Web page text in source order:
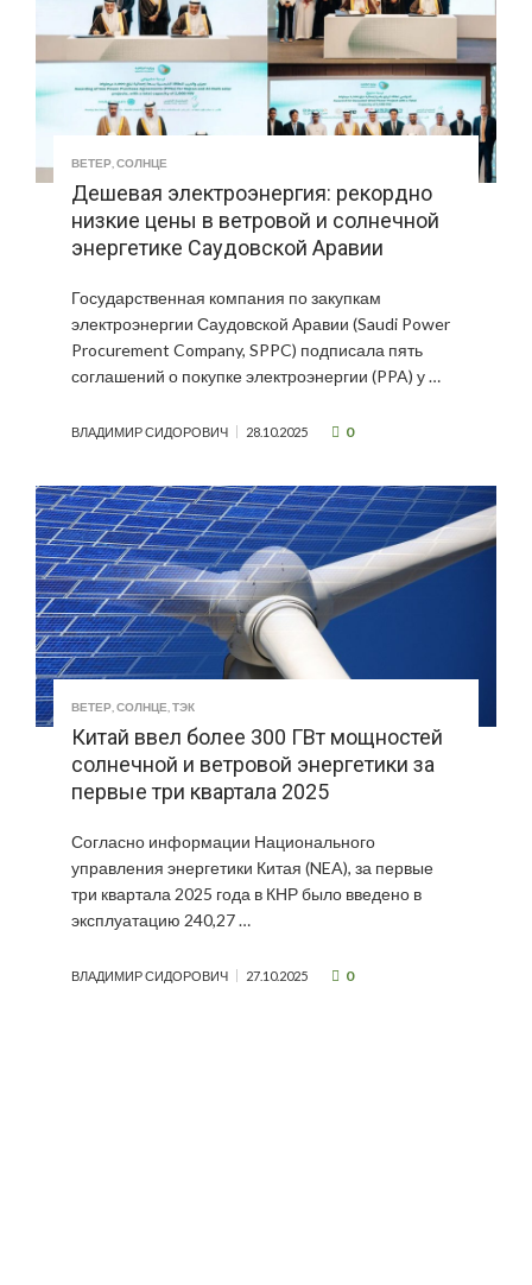
ВЕТЕР СОЛНЦЕ
Дешевая электроэнергия: рекордно
низкие цены в ветровой и солнечной
энергетике Саудовской Аравии
Государственная компания по закупкам
электроэнергии Саудовской Аравии (Saudi Power
Procurement Company, SPPC) подписала пять
соглашений о покупке электроэнергии (PPA) у …
ВЛАДИМИР СИДОРОВИЧ 28.10.2025 0
ВЕТЕР СОЛНЦЕ ТЭК
Китай ввел более 300 ГВт мощностей
солнечной и ветровой энергетики за
первые три квартала 2025
Согласно информации Национального
управления энергетики Китая (NEA), за первые
три квартала 2025 года в КНР было введено в
эксплуатацию 240,27 …
ВЛАДИМИР СИДОРОВИЧ 27.10.2025 0